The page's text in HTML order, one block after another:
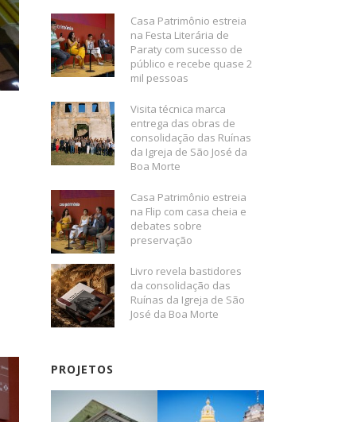
Casa Patrimônio estreia
na Festa Literária de
Paraty com sucesso de
público e recebe quase 2
mil pessoas
Visita técnica marca
entrega das obras de
consolidação das Ruínas
da Igreja de São José da
Boa Morte
Casa Patrimônio estreia
na Flip com casa cheia e
debates sobre
preservação
Livro revela bastidores
da consolidação das
Ruínas da Igreja de São
José da Boa Morte
PROJETOS